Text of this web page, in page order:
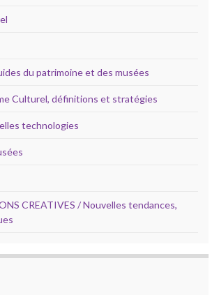
du patrimoine et des musées
Culturel, définitions et stratégies
technologies
CREATIVES / Nouvelles tendances,